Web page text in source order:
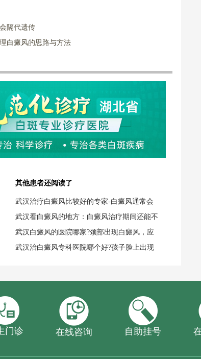
隔代遗传
白癜风的思路与方法
其他患者还阅读了
武汉治疗白癜风比较好的专家-白癜风通常会
武汉看白癜风的地方：白癜风治疗期间还能不
武汉白癜风的医院哪家?颈部出现白癜风，应
武汉治白癜风专科医院哪个好?孩子脸上出现
门诊 在线咨询 自助挂号